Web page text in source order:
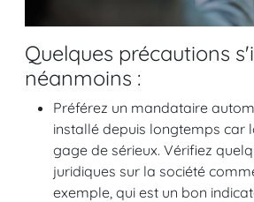
Quelques précautions
néanmoins :
Préférez un mandataire
installé depuis longtemps car
gage de sérieux. Vérifiez
juridiques sur la société
exemple, qui est un bon